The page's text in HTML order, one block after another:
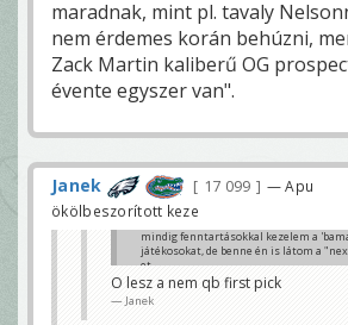
maradnak, mint pl. tavaly
nem érdemes korán behúzni,
Zack Martin kaliberű OG
évente egyszer van".
Janek 17 099
— Apu
ökölbeszorított keze
mindig fenntartásokkal kezelem a
játékosokat, de benne én is látom a
et
www.youtube.com/
ZERO_L
O lesz a nem qb first pick
Janek